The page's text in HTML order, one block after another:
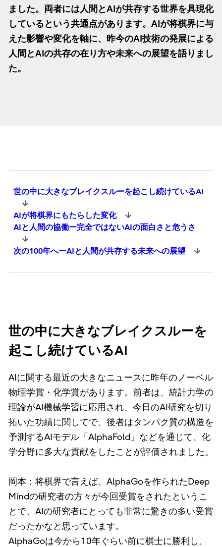
ました。両者には人間とAIが共存する世界を具現化
しているという共通点があります。AIが将棋界に与
えた影響や変化を軸に、昨今のAI技術の発展による
人間とAIの共存の在り方や未来への展望を語りまし
た。
世の中に大きなブレイクスルーを起こし続けているAI
AIが将棋界にもたらした変化
AIと人間の協働ー完全ではないAIの面白さと危うさ
次の100年へーAIと人間が共存する未来への展望
世の中に大きなブレイクスルーを
起こし続けているAI
AIに関する最近の大きなニュースに昨年のノーベル
物理学賞・化学賞があります。前者は、統計力学の
理論がAI機械学習に応用され、今日のAI研究を切り
拓いた功績に関してで、後者はタンパク質の構造を
予測するAIモデル「AlphaFold」などを通じて、化
学分野に多大な貢献をしたことが評価されました。
岡本：将棋界で言えば、AlphaGoを作られたDeep
Mindの研究者の方々が今回受賞をされたというこ
とで、AIの研究者にとっても非常に驚きの多い受賞
だったかなと思っています。
AlphaGoは今から10年ぐらい前に棋士に勝利し、